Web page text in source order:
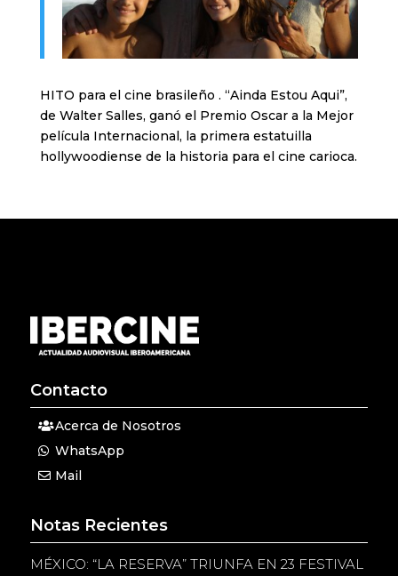
HITO para el cine brasileño . “Ainda Estou Aqui”,
de Walter Salles, ganó el Premio Oscar a la Mejor
película Internacional, la primera estatuilla
hollywoodiense de la historia para el cine carioca.
Contacto
Acerca de Nosotros
WhatsApp
Mail
Notas Recientes
MÉXICO: “LA RESERVA” TRIUNFA EN 23 FESTIVAL